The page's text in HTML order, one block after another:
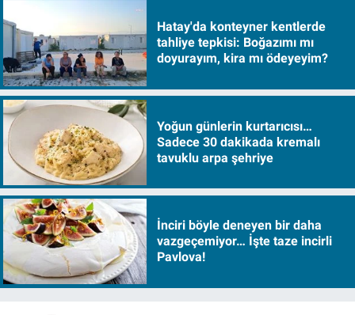
Hatay'da konteyner kentlerde
tahliye tepkisi: Boğazımı mı
doyurayım, kira mı ödeyeyim?
Yoğun günlerin kurtarıcısı…
Sadece 30 dakikada kremalı
tavuklu arpa şehriye
İnciri böyle deneyen bir daha
vazgeçemiyor… İşte taze incirli
Pavlova!